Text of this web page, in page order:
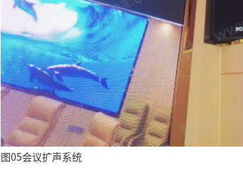
图05会议扩声系统